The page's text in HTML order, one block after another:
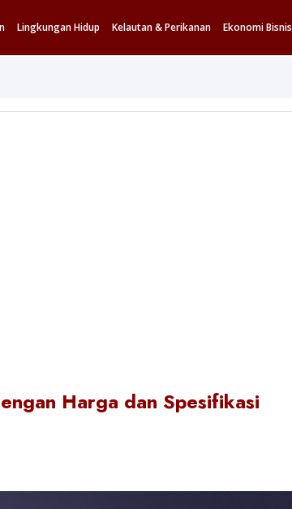
Lingkungan Hidup Kelautan & Perikanan Ekonomi Bisnis
Harga dan Spesifikasi